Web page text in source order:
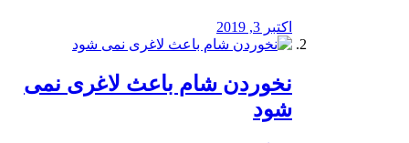
اکتبر 3, 2019
نخوردن شام باعث لاغری نمی
‌شود